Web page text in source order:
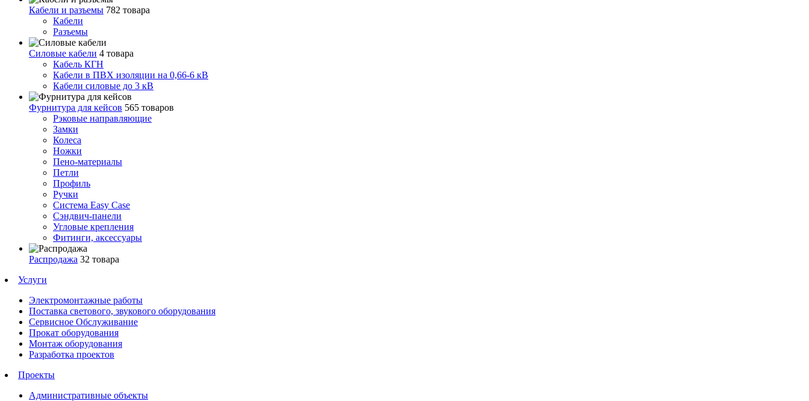
Кабели и разъемы 782 товара
Кабели
Разъемы
Силовые кабели 4 товара
Кабель КГН
Кабели в ПВХ изоляции на 0,66-6 кВ
Кабели силовые до 3 кВ
Фурнитура для кейсов 565 товаров
Рэковые направляющие
Замки
Колеса
Ножки
Пено-материалы
Петли
Профиль
Ручки
Система Easy Case
Сэндвич-панели
Угловые крепления
Фитинги, аксессуары
Распродажа 32 товара
Услуги
Электромонтажные работы
Поставка светового, звукового оборудования
Сервисное Обслуживание
Прокат оборудования
Монтаж оборудования
Разработка проектов
Проекты
Административные объекты